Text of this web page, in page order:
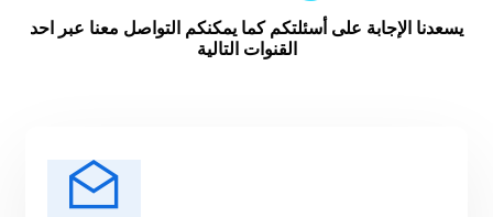
يسعدنا الإجابة على أسئلتكم كما يمكنكم التواصل معنا عبر احد
القنوات التالية